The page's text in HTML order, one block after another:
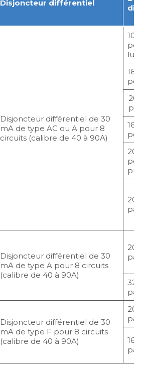
Disjoncteur différentiel
Disjoncteur différentiel de 30
mA de type AC ou A pour 8
circuits (calibre de 40 à 90A)
10
16
20
16
20
20
par
Disjoncteur différentiel de 30
mA de type A pour 8 circuits
(calibre de 40 à 90A)
20
par
32
par
Disjoncteur différentiel de 30
mA de type F pour 8 circuits
(calibre de 40 à 90A)
20
par
16
par